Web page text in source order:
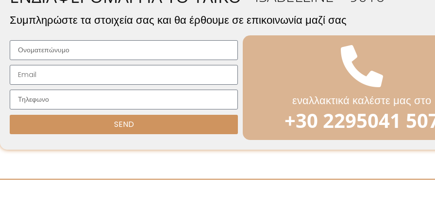
Συμπληρώστε τα στοιχεία σας και θα έρθουμε σε επικοινωνία μαζί σας
SEND
εναλλακτικά καλέστε μας στο
+30 2295041